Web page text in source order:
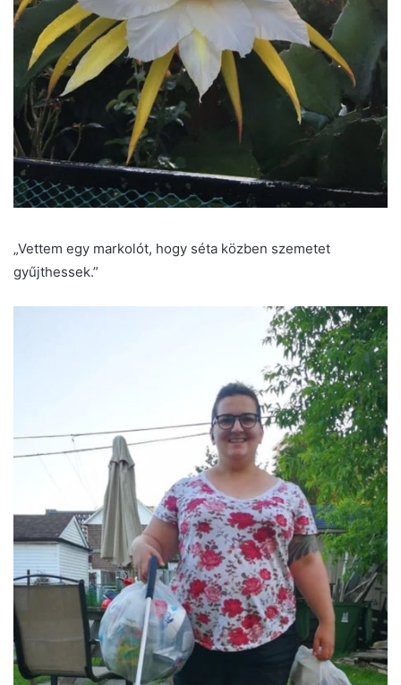
„Vettem egy markolót, hogy séta közben szemetet
gyűjthessek.”